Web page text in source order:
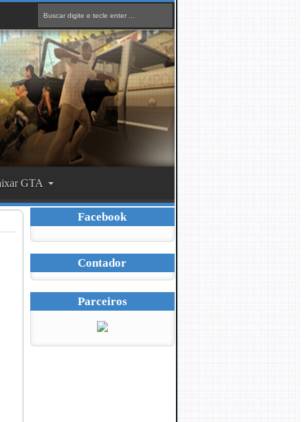
GTA
Facebook
Contador
Parceiros